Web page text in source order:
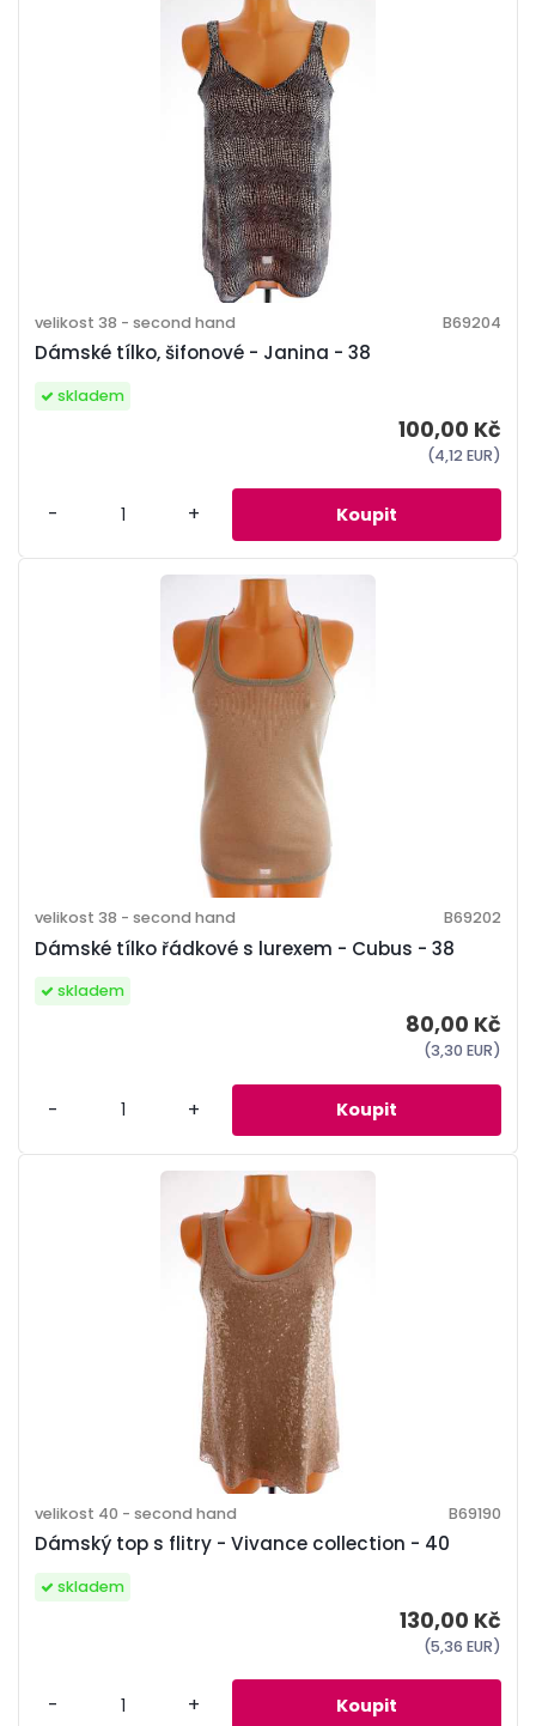
Dámské tílko, šifonové - Janina - 38
velikost 38 - second hand B69204
100,00 Kč
(4,12 EUR)
skladem
- +
Dámské tílko řádkové s lurexem - Cubus - 38
velikost 38 - second hand B69202
80,00 Kč
(3,30 EUR)
skladem
- +
Dámský top s flitry - Vivance collection - 40
velikost 40 - second hand B69190
130,00 Kč
(5,36 EUR)
skladem
- +